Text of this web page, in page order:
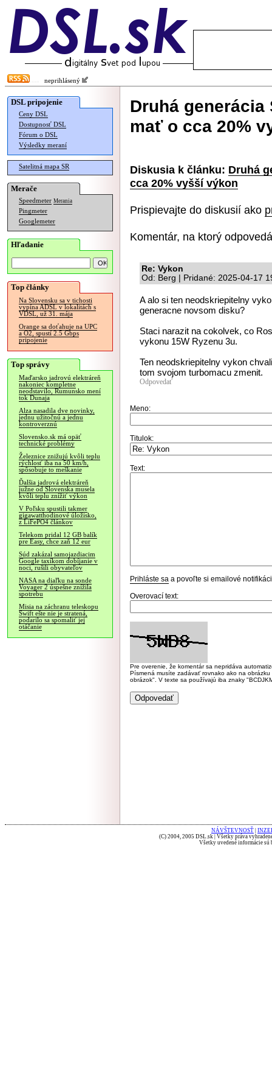
neprihlásený
DSL pripojenie
Ceny DSL
Dostupnosť DSL
Fórum o DSL
Výsledky meraní
Satelitná mapa SR
Merače
Speedmeter Merania
Pingmeter
Googlemeter
Hľadanie
Top články
Na Slovensku sa v tichosti
vypína ADSL v lokalitách s
VDSL, už 31. mája
Orange sa doťahuje na UPC
a O2, spustí 2.5 Gbps
pripojenie
Top správy
Maďarsko jadrovú elektráreň
nakoniec kompletne
neodstavilo, Rumunsko mení
tok Dunaja
Alza nasadila dve novinky,
jednu užitočnú a jednu
kontroverznú
Slovensko.sk má opäť
technické problémy
Železnice znižujú kvôli teplu
rýchlosť iba na 50 km/h,
spôsobuje to meškanie
Ďalšia jadrová elektráreň
južne od Slovenska musela
kvôli teplu znížiť výkon
V Poľsku spustili takmer
gigawatthodinové úložisko,
z LiFePO4 článkov
Telekom pridal 12 GB balík
pre Easy, chce zaň 12 eur
Súd zakázal samojazdiacim
Google taxíkom dobíjanie v
noci, rušili obyvateľov
NASA na diaľku na sonde
Voyager 2 úspešne znížila
spotrebu
Misia na záchranu teleskopu
Swift ešte nie je stratená,
podarilo sa spomaliť jej
otáčanie
Druhá generácia
mať o cca 20%
Diskusia k článku: Druhá
cca 20% vyšší výkon
Prispievajte do diskusií ako
Komentár, na ktorý
Re: Vykon
Od: Berg | Pridané: 2025-04-17
A alo si ten neodskriepitelny
generacne novsom disku?
Staci narazit na cokolvek, co
vykonu 15W Ryzenu 3u.
Ten neodskriepitelny vykon
tom svojom turbomacu zmenit.
Odpovedať
Meno:
Titulok:
Text:
Prihláste sa a povoľte si emailové
Overovací text:
Pre overenie, že komentár sa nepridáva
Písmená musíte zadávať rovnako ako na
obrázok". V texte sa používajú iba znaky
NÁVŠTEVNOSŤ
(C) 2004, 2005 DSL.sk | Všetky práva
Všetky uvedené informácie sú